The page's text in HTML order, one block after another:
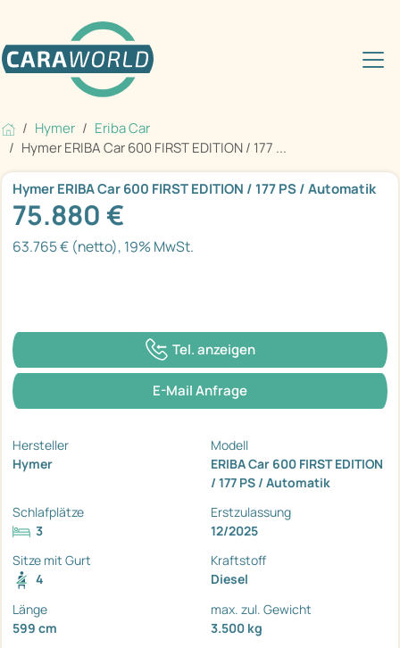
Hymer
Eriba Car
Hymer ERIBA Car 600 FIRST EDITION / 177 ...
Hymer ERIBA Car 600 FIRST EDITION / 177 PS / Automatik
75.880 €
63.765 € (netto), 19% MwSt.
Tel. anzeigen
E-Mail Anfrage
Hersteller
Hymer
Modell
ERIBA Car 600 FIRST EDITION
/ 177 PS / Automatik
Schlafplätze
3
Erstzulassung
12/2025
Sitze mit Gurt
4
Kraftstoff
Diesel
Länge
599 cm
max. zul. Gewicht
3.500 kg